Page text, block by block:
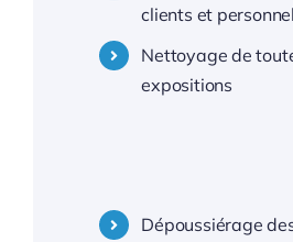
Nettoyage centres commerciaux
clients et
Nettoyage de
expositions
Dépoussiérage